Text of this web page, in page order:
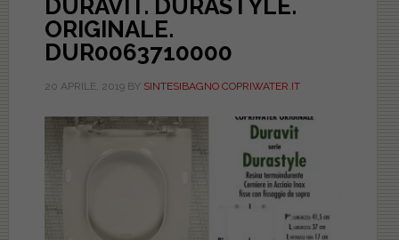
DURAVIT. DURASTYLE.
ORIGINALE.
DUR0063710000
20 APRILE, 2019BY SINTESIBAGNO COPRIWATER.IT